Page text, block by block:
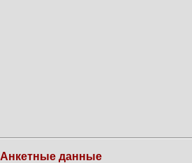
Анкетные данные